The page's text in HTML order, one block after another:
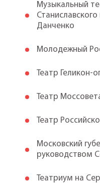
Музыкальный
Данченко
Молодежный
Театр Геликон-
Театр
Театр
Московский
руководством
Театриум на